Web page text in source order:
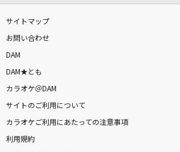
サイトマップ
お問い合わせ
DAM
DAM★とも
カラオケ＠DAM
サイトのご利用について
カラオケご利用にあたっての注意事項
利用規約